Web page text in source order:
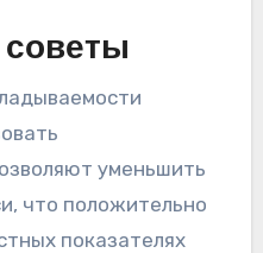
советы
уменьшить
что положительно
показателях